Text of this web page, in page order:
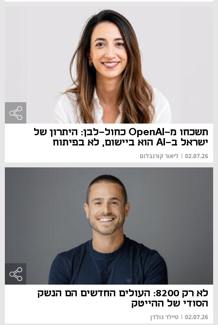
תשכחו מ-OpenAI כחול-לבן: היתרון של
ישראל ב-AI הוא ביישום, לא בפיתוח
02.07.26
| ליאור קורנבלום
לא רק 8200: העולים החדשים הם הנשק
הסודי של ההייטק
02.07.26
| טיילר גולדן